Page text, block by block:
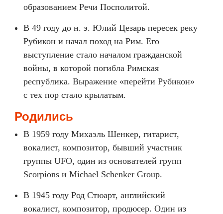
образованием Речи Посполитой.
В 49 году до н. э. Юлий Цезарь пересек реку
Рубикон и начал поход на Рим. Его
выступление стало началом гражданской
войны, в которой погибла Римская
республика. Выражение «перейти Рубикон»
с тех пор стало крылатым.
Родились
В 1959 году Михаэль Шенкер, гитарист,
вокалист, композитор, бывший участник
группы UFO, один из основателей групп
Scorpions и Michael Schenker Group.
В 1945 году Род Стюарт, английский
вокалист, композитор, продюсер. Один из